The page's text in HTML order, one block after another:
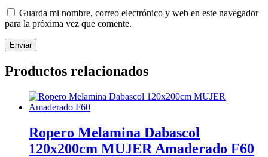
Guarda mi nombre, correo electrónico y web en este navegador
para la próxima vez que comente.
Productos relacionados
Ropero Melamina Dabascol
120x200cm MUJER Amaderado F60